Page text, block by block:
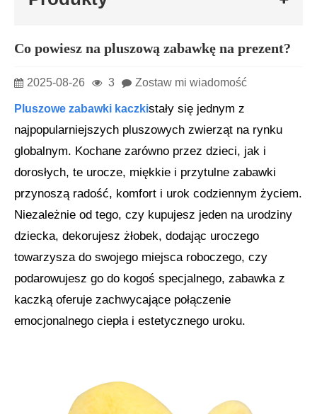
Co powiesz na pluszową zabawkę na prezent?
2025-08-26 3 Zostaw mi wiadomość
Pluszowe zabawki kaczkistały się jednym z
najpopularniejszych pluszowych zwierząt na rynku
globalnym. Kochane zarówno przez dzieci, jak i
dorosłych, te urocze, miękkie i przytulne zabawki
przynoszą radość, komfort i urok codziennym życiem.
Niezależnie od tego, czy kupujesz jeden na urodziny
dziecka, dekorujesz żłobek, dodając uroczego
towarzysza do swojego miejsca roboczego, czy
podarowujesz go do kogoś specjalnego, zabawka z
kaczką oferuje zachwycające połączenie
emocjonalnego ciepła i estetycznego uroku.